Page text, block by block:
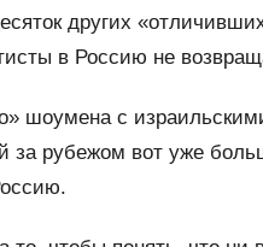
других
в Россию не
шоумена с
за рубежом вот уже